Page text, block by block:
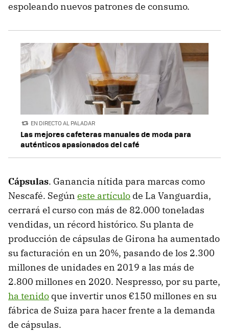
espoleando nuevos patrones de consumo.
EN DIRECTO AL PALADAR
Las mejores cafeteras manuales de moda para
auténticos apasionados del café
Cápsulas. Ganancia nítida para marcas como
Nescafé. Según este artículo de La Vanguardia,
cerrará el curso con más de 82.000 toneladas
vendidas, un récord histórico. Su planta de
producción de cápsulas de Girona ha aumentado
su facturación en un 20%, pasando de los 2.300
millones de unidades en 2019 a las más de
2.800 millones en 2020. Nespresso, por su parte,
ha tenido que invertir unos €150 millones en su
fábrica de Suiza para hacer frente a la demanda
de cápsulas.